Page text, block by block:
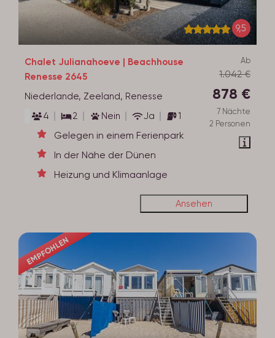
9,5
Ab
1.042 €
878 €
7 Nächte
2 Personen
Chalet Julianahoeve | Beachhouse
Renesse 2645
Niederlande, Zeeland, Renesse
4
2 Nein Ja 1
Gelegen in einem Ferienpark
In der Nähe der Dünen
Heizung und Klimaanlage
Ansehen
EMPFOHLEN